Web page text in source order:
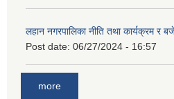
लहान नगरपालिका नीति तथा कार्यक्रम
Post date: 06/27/2024 - 16:57
more